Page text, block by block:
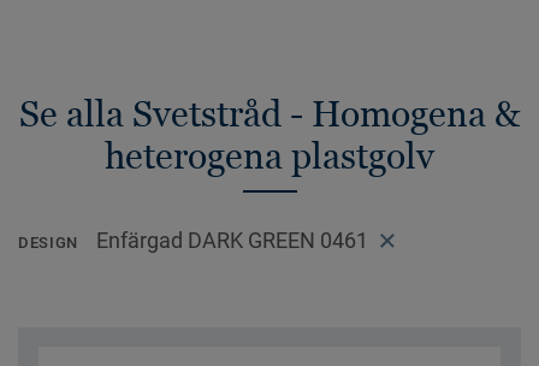
Se alla Svetstråd - Homogena &
heterogena plastgolv
DESIGN Enfärgad DARK GREEN 0461